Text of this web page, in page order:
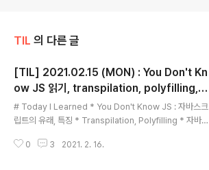
TIL 의 다른 글
[TIL] 2021.02.15 (MON) : You Don't Kn
ow JS 읽기, transpilation, polyfilling,
자바스크립트에서의 import
# Today I Learned * You Don't Know JS : 자바스크
립트의 유래, 특징 * Transpilation, Polyfilling * 자바
n't Know JS * 오늘 읽은 범위 : Getting Started Ch1.
0 3 2021. 2. 16.